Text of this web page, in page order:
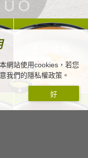
Location
網站使用cookies，若您
我們的隱私權政策。